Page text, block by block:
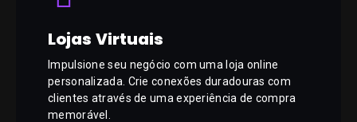
Lojas Virtuais
Impulsione seu negócio com uma loja online
personalizada. Crie conexões duradouras com
clientes através de uma experiência de compra
memorável.